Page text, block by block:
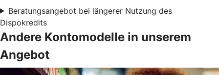
Beratungsangebot bei längerer Nutzung des
Dispokredits
Andere Kontomodelle in unserem
Angebot